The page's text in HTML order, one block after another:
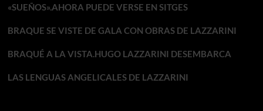
«SUEÑOS».AHORA PUEDE VERSE EN SITGES
BRAQUE SE VISTE DE GALA CON OBRAS DE LAZZARINI
BRAQUÉ A LA VISTA.HUGO LAZZARINI DESEMBARCA
LAS LENGUAS ANGELICALES DE LAZZARINI